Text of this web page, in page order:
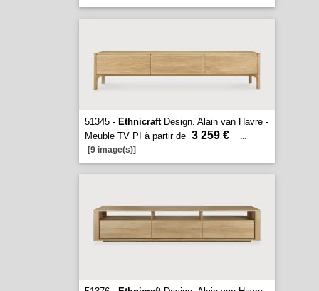
51345 - EthnicraftDesign. Alain van Havre -
Meuble TV PI à partir de 3 259 €
...
[9 image(s)]